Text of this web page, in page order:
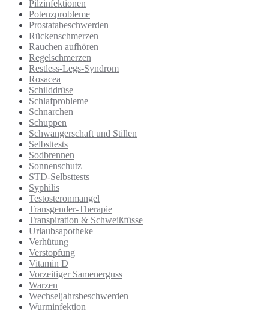
Pilzinfektionen
Potenzprobleme
Prostatabeschwerden
Rückenschmerzen
Rauchen aufhören
Regelschmerzen
Restless-Legs-Syndrom
Rosacea
Schilddrüse
Schlafprobleme
Schnarchen
Schuppen
Schwangerschaft und Stillen
Selbsttests
Sodbrennen
Sonnenschutz
STD-Selbsttests
Syphilis
Testosteronmangel
Transgender-Therapie
Transpiration & Schweißfüsse
Urlaubsapotheke
Verhütung
Verstopfung
Vitamin D
Vorzeitiger Samenerguss
Warzen
Wechseljahrsbeschwerden
Wurminfektion